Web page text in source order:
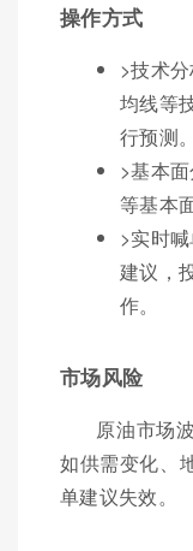
操作方式
>技术
均线等
行预测。
>基本
等基本
>实时
建议，
作。
市场风险
原油市场
如供需变化、
单建议失效。